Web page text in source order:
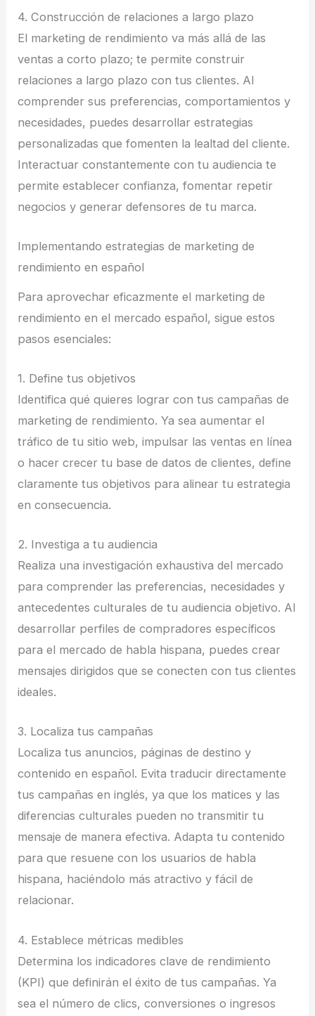
4. Construcción de relaciones a largo plazo
El marketing de rendimiento va más allá de las
ventas a corto plazo; te permite construir
relaciones a largo plazo con tus clientes. Al
comprender sus preferencias, comportamientos y
necesidades, puedes desarrollar estrategias
personalizadas que fomenten la lealtad del cliente.
Interactuar constantemente con tu audiencia te
permite establecer confianza, fomentar repetir
negocios y generar defensores de tu marca.
Implementando estrategias de marketing de
rendimiento en español
Para aprovechar eficazmente el marketing de
rendimiento en el mercado español, sigue estos
pasos esenciales:
1. Define tus objetivos
Identifica qué quieres lograr con tus campañas de
marketing de rendimiento. Ya sea aumentar el
tráfico de tu sitio web, impulsar las ventas en línea
o hacer crecer tu base de datos de clientes, define
claramente tus objetivos para alinear tu estrategia
en consecuencia.
2. Investiga a tu audiencia
Realiza una investigación exhaustiva del mercado
para comprender las preferencias, necesidades y
antecedentes culturales de tu audiencia objetivo. Al
desarrollar perfiles de compradores específicos
para el mercado de habla hispana, puedes crear
mensajes dirigidos que se conecten con tus clientes
ideales.
3. Localiza tus campañas
Localiza tus anuncios, páginas de destino y
contenido en español. Evita traducir directamente
tus campañas en inglés, ya que los matices y las
diferencias culturales pueden no transmitir tu
mensaje de manera efectiva. Adapta tu contenido
para que resuene con los usuarios de habla
hispana, haciéndolo más atractivo y fácil de
relacionar.
4. Establece métricas medibles
Determina los indicadores clave de rendimiento
(KPI) que definirán el éxito de tus campañas. Ya
sea el número de clics, conversiones o ingresos